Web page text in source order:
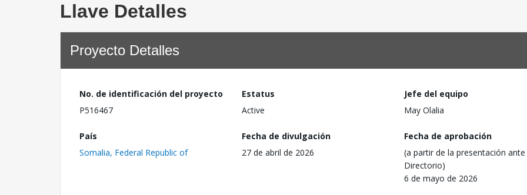
Llave Detalles
Proyecto Detalles
No. de identificación del proyecto
P516467
Estatus
Active
Jefe del equipo
May Olalia
País
Somalia, Federal Republic of
Fecha de divulgación
27 de abril de 2026
Fecha de aprobación
(a partir de la presentación ante
Directorio)
6 de mayo de 2026